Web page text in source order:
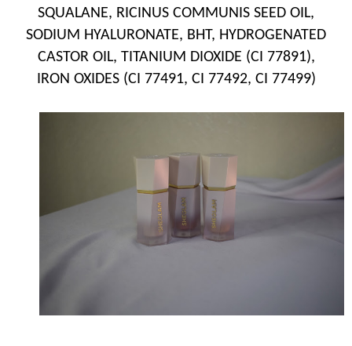
SQUALANE, RICINUS COMMUNIS SEED OIL,
SODIUM HYALURONATE, BHT, HYDROGENATED
CASTOR OIL, TITANIUM DIOXIDE (CI 77891),
IRON OXIDES (CI 77491, CI 77492, CI 77499)